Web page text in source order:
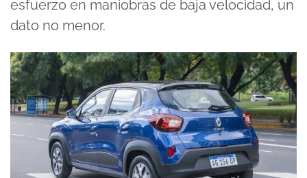
esfuerzo en maniobras de baja velocidad, un
dato no menor.